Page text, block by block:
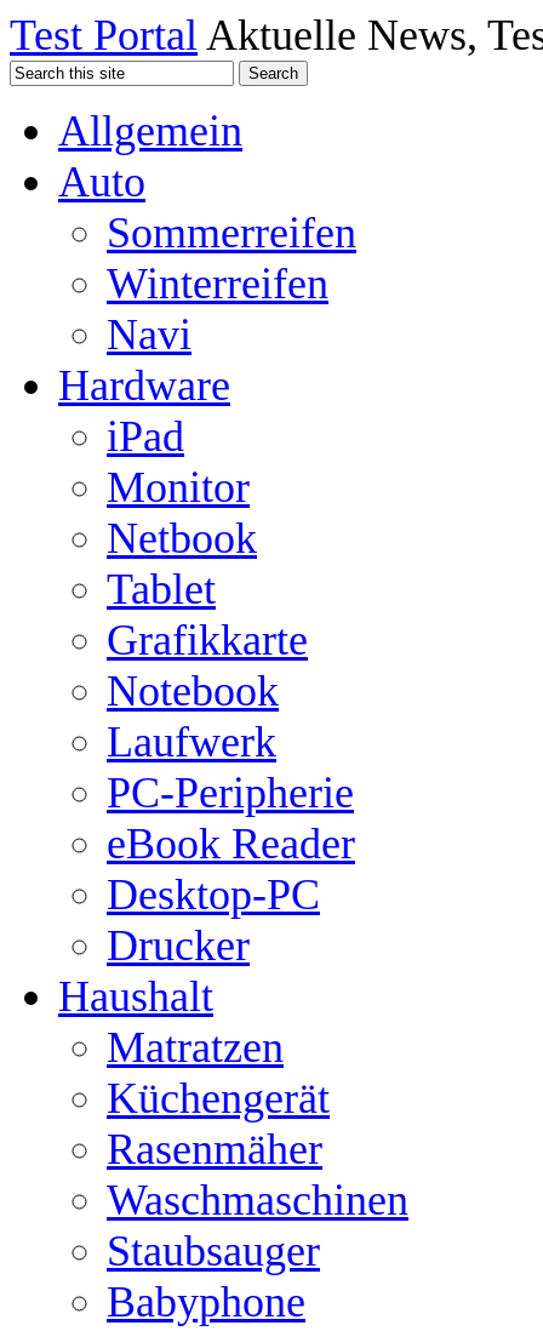
Test PortalAktuelle News,
Allgemein
Auto
Sommerreifen
Winterreifen
Navi
Hardware
iPad
Monitor
Netbook
Tablet
Grafikkarte
Notebook
Laufwerk
PC-Peripherie
eBook Reader
Desktop-PC
Drucker
Haushalt
Matratzen
Küchengerät
Rasenmäher
Waschmaschinen
Staubsauger
Babyphone